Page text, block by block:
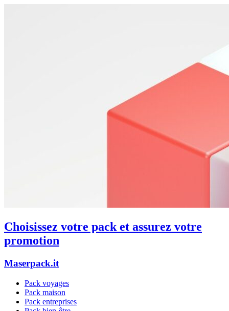
Choisissez votre pack et assurez votre
promotion
Maserpack.it
Pack voyages
Pack maison
Pack entreprises